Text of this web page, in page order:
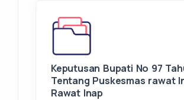
Keputusan Bupati No 97
Tentang Puskesmas rawat
Rawat Inap